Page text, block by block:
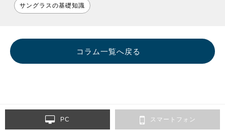
サングラスの基礎知識
コラム一覧へ戻る
PC スマートフォン